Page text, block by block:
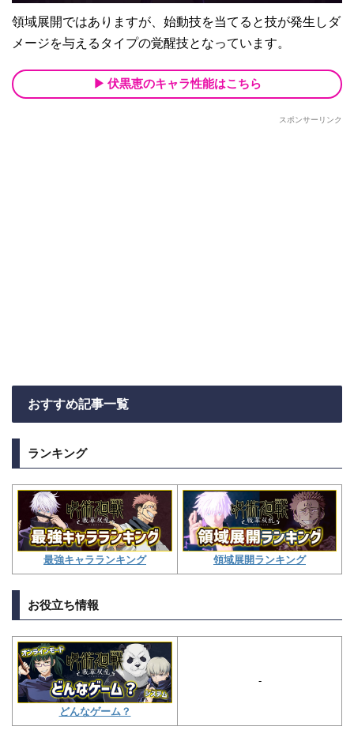
領域展開ではありますが、始動技を当てると技が発生しダ
メージを与えるタイプの覚醒技となっています。
伏黒恵のキャラ性能はこちら
スポンサーリンク
おすすめ記事一覧
ランキング
最強キャラランキング 領域展開ランキング
お役立ち情報
どんなゲーム？
-